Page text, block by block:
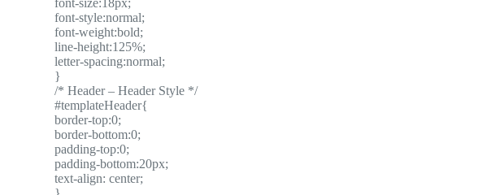
font-size:18px;
font-style:normal;
font-weight:bold;
line-height:125%;
letter-spacing:normal;
}
/* Header – Header Style */
#templateHeader{
border-top:0;
border-bottom:0;
padding-top:0;
padding-bottom:20px;
text-align: center;